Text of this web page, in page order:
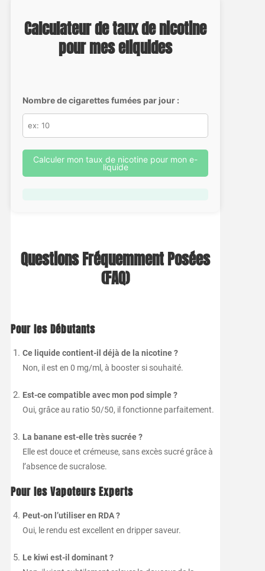
Calculateur de taux de nicotine
pour mes eliquides
Nombre de cigarettes fumées par jour :
Calculer mon taux de nicotine pour mon e-
liquide
Questions Fréquemment Posées
(FAQ)
Pour les Débutants
Ce liquide contient-il déjà de la nicotine ?
Non, il est en 0 mg/ml, à booster si souhaité.
Est-ce compatible avec mon pod simple ?
Oui, grâce au ratio 50/50, il fonctionne parfaitement.
La banane est-elle très sucrée ?
Elle est douce et crémeuse, sans excès sucré grâce à
l’absence de sucralose.
Pour les Vapoteurs Experts
Peut-on l’utiliser en RDA ?
Oui, le rendu est excellent en dripper saveur.
Le kiwi est-il dominant ?